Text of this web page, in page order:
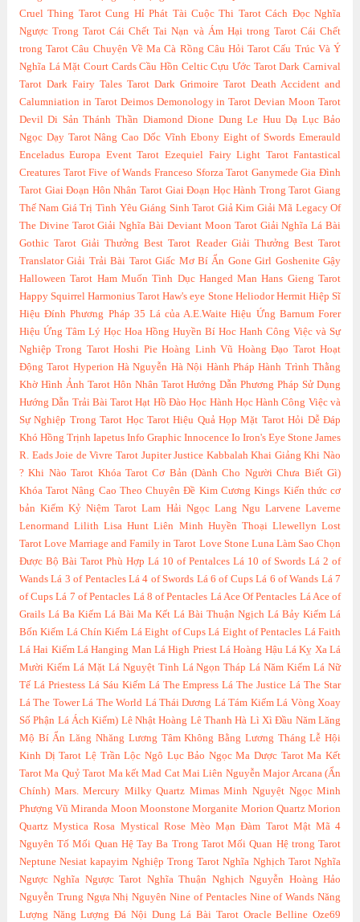
Cruel Thing Tarot Cung Hỉ Phát Tài Cuộc Thi Tarot Cách Đọc Nghĩa
Ngược Trong Tarot Cái Chết Tai Nạn và Ám Hại trong Tarot Cái Chết
trong Tarot Câu Chuyện Về Ma Cà Rồng Câu Hỏi Tarot Cấu Trúc Và Ý
Nghĩa Lá Mặt Court Cards Cầu Hồn Celtic Cựu Ước Tarot Dark Carnival
Tarot Dark Fairy Tales Tarot Dark Grimoire Tarot Death Accident and
Calumniation in Tarot Deimos Demonology in Tarot Devian Moon Tarot
Devil Di Sản Thánh Thần Diamond Dione Dung Le Huu Dạ Lục Bảo
Ngọc Dạy Tarot Nâng Cao Dốc Vĩnh Ebony Eight of Swords Emerauld
Enceladus Europa Event Tarot Ezequiel Fairy Light Tarot Fantastical
Creatures Tarot Five of Wands Franceso Sforza Tarot Ganymede Gia Đình
Tarot Giai Đoạn Hôn Nhân Tarot Giai Đoạn Học Hành Trong Tarot Giang
Thế Nam Giá Trị Tình Yêu Giáng Sinh Tarot Giả Kim Giải Mã Legacy Of
The Divine Tarot Giải Nghĩa Bài Deviant Moon Tarot Giải Nghĩa Lá Bài
Gothic Tarot Giải Thưởng Best Tarot Reader Giải Thưởng Best Tarot
Translator Giải Trải Bài Tarot Giấc Mơ Bí Ẩn Gone Girl Goshenite Gậy
Halloween Tarot Ham Muốn Tình Dục Hanged Man Hans Gieng Tarot
Happy Squirrel Harmonius Tarot Haw's eye Stone Heliodor Hermit Hiệp Sĩ
Hiệu Đính Phương Pháp 35 Lá của A.E.Waite Hiệu Ứng Barnum Forer
Hiệu Ứng Tâm Lý Học Hoa Hồng Huyền Bí Hoc Hanh Công Việc và Sự
Nghiệp Trong Tarot Hoshi Pie Hoàng Linh Vũ Hoàng Đạo Tarot Hoạt
Động Tarot Hyperion Hà Nguyễn Hà Nội Hành Pháp Hành Trình Thằng
Khờ Hình Ảnh Tarot Hôn Nhân Tarot Hướng Dẫn Phương Pháp Sử Dụng
Hướng Dẫn Trải Bài Tarot Hạt Hồ Đào Học Hành Học Hành Công Việc và
Sự Nghiệp Trong Tarot Học Tarot Hiệu Quả Họp Mặt Tarot Hỏi Dễ Đáp
Khó Hồng Trịnh Iapetus Info Graphic Innocence Io Iron's Eye Stone James
R. Eads Joie de Vivre Tarot Jupiter Justice Kabbalah Khai Giảng Khi Nào
? Khi Nào Tarot Khóa Tarot Cơ Bản (Dành Cho Người Chưa Biết Gì)
Khóa Tarot Nâng Cao Theo Chuyên Đề Kim Cương Kings Kiến thức cơ
bản Kiếm Kỷ Niệm Tarot Lam Hải Ngọc Lang Ngu Larvene Laverne
Lenormand Lilith Lisa Hunt Liên Minh Huyền Thoại Llewellyn Lost
Tarot Love Marriage and Family in Tarot Love Stone Luna Làm Sao Chọn
Được Bộ Bài Tarot Phù Hợp Lá 10 of Pentalces Lá 10 of Swords Lá 2 of
Wands Lá 3 of Pentacles Lá 4 of Swords Lá 6 of Cups Lá 6 of Wands Lá 7
of Cups Lá 7 of Pentacles Lá 8 of Pentacles Lá Ace Of Pentacles Lá Ace of
Grails Lá Ba Kiếm Lá Bài Ma Kết Lá Bài Thuận Ngịch Lá Bảy Kiếm Lá
Bốn Kiếm Lá Chín Kiếm Lá Eight of Cups Lá Eight of Pentacles Lá Faith
Lá Hai Kiếm Lá Hanging Man Lá High Priest Lá Hoàng Hậu Lá Kỵ Xa Lá
Mười Kiếm Lá Mặt Lá Nguyệt Tinh Lá Ngọn Tháp Lá Năm Kiếm Lá Nữ
Tế Lá Priestess Lá Sáu Kiếm Lá The Empress Lá The Justice Lá The Star
Lá The Tower Lá The World Lá Thái Dương Lá Tám Kiếm Lá Vòng Xoay
Số Phận Lá Ách Kiếm) Lê Nhật Hoàng Lê Thanh Hà Lì Xì Đầu Năm Lăng
Mộ Bí Ẩn Lăng Nhăng Lương Tâm Không Bằng Lương Tháng Lễ Hội
Kinh Dị Tarot Lệ Trần Lộc Ngô Lục Bảo Ngọc Ma Dược Tarot Ma Kết
Tarot Ma Quỷ Tarot Ma kết Mad Cat Mai Liên Nguyễn Major Arcana (Ẩn
Chính) Mars. Mercury Milky Quartz Mimas Minh Nguyệt Ngọc Minh
Phượng Vũ Miranda Moon Moonstone Morganite Morion Quartz Morion
Quartz Mystica Rosa Mystical Rose Mèo Mạn Đàm Tarot Mật Mã 4
Nguyên Tố Mối Quan Hệ Tay Ba Trong Tarot Mối Quan Hệ trong Tarot
Neptune Nesiat kapayim Nghiệp Trong Tarot Nghĩa Nghịch Tarot Nghĩa
Ngược Nghĩa Ngược Tarot Nghĩa Thuận Nghịch Nguyễn Hoàng Hảo
Nguyễn Trung Ngựa Nhị Nguyên Nine of Pentacles Nine of Wands Năng
Lượng Năng Lượng Đá Nội Dung Lá Bài Tarot Oracle Belline Oze69